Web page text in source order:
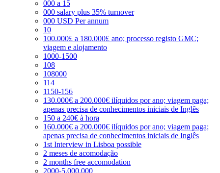
000 a 15
000 salary plus 35% turnover
000 USD Per annum
10
100.000£ a 180.000£ ano; processo registo GMC;
viagem e alojamento
1000-1500
108
108000
114
1150-156
130.000€ a 200.000€ ilíquidos por ano; viagem paga;
apenas precisa de conhecimentos iniciais de Inglês
150 a 240€ à hora
160.000€ a 200.000€ ilíquidos por ano; viagem paga;
apenas precisa de conhecimentos iniciais de Inglês
1st Interview in Lisboa possible
2 meses de acomodação
2 months free accomodation
2000-5.000.000